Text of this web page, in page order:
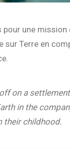
une
sur Terre en
on a
in the
their childhood.